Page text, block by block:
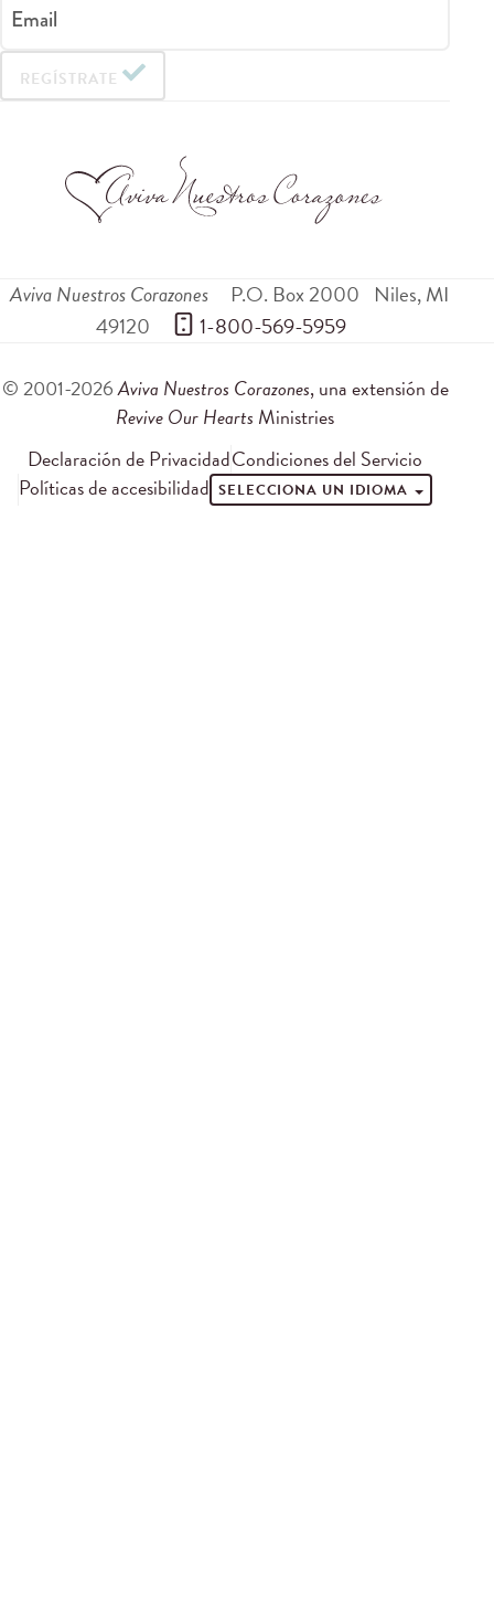
Email
REGÍSTRATE
Aviva Nuestros Corazones P.O. Box 2000 Niles,MI
49120
1-800-569-5959
© 2001-2026Aviva Nuestros Corazones, una extensión de
Revive Our Hearts Ministries
Declaración de PrivacidadCondiciones del Servicio
Políticas de accesibilidad SELECCIONA UN IDIOMA